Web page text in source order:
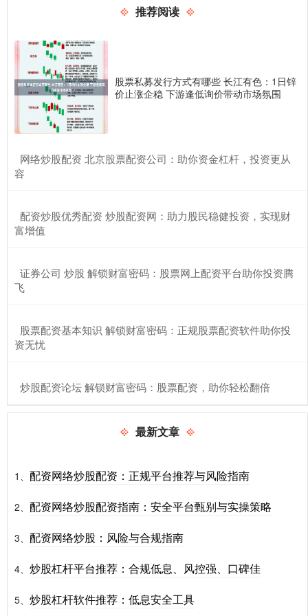
推荐阅读
股票私募发行方式有哪些 长江有色：1日锌
价止涨企稳 下游逢低询价带动市场氛围
​网络炒股配资 北京股票配资公司：助你资金杠杆，投资更从
容
​配资炒股优秀配资 炒股配资网：助力股民稳健投资，实现财
富增值
​证券公司 炒股 解锁财富密码：股票网上配资平台助你投资腾
飞
​股票配资基本知识 解锁财富密码：正规股票配资软件助你投
资无忧
​炒股配资论坛 解锁财富密码：股票配资，助你轻松翻倍
最新文章
1、 配资网络炒股配资：正规平台推荐与风险指南
2、 配资网络炒股配资指南：安全平台甄别与实操策略
3、 配资网络炒股：风险与合规指南
4、 炒股杠杆平台推荐：合规低息、风控强、口碑佳
5、 炒股杠杆软件推荐：低息安全工具